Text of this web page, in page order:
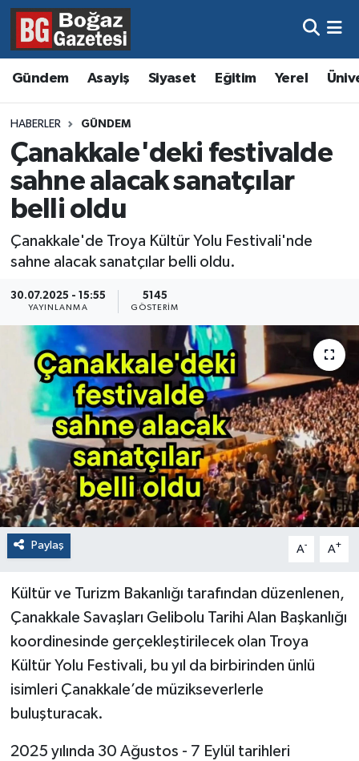
Gündem Asayiş Siyaset Eğitim Yerel
HABERLER GÜNDEM
Çanakkale'deki festivalde
sahne alacak sanatçılar
belli oldu
Çanakkale'de Troya Kültür Yolu Festivali'nde
sahne alacak sanatçılar belli oldu.
30.07.2025 - 15:55
YAYINLANMA
5145
GÖSTERIM
Paylaş A- A+
Kültür ve Turizm Bakanlığı tarafından düzenlenen,
Çanakkale Savaşları Gelibolu Tarihi Alan Başkanlığı
koordinesinde gerçekleştirilecek olan Troya
Kültür Yolu Festivali, bu yıl da birbirinden ünlü
isimleri Çanakkale’de müzikseverlerle
buluşturacak.
2025 yılında 30 Ağustos - 7 Eylül tarihleri
Asayiş
Eğitim
Ekonomi
Gündem
Magazin
Resmi İlanlar
Sağlık
Hava Durumu
Trafik Durumu
Süper Lig Puan Durumu ve Fikstür
Tüm Manşetler
Haber Arşivi